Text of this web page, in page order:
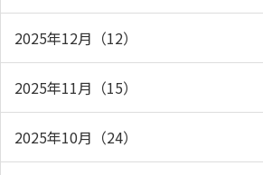
2025年12月（12）
2025年11月（15）
2025年10月（24）